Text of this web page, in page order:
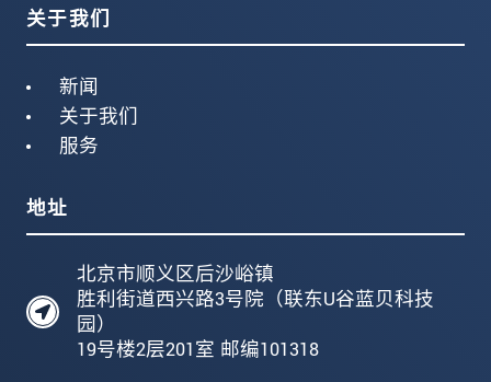
关于我们
新闻
关于我们
服务
地址
北京市顺义区后沙峪镇
胜利街道西兴路3号院（联东U谷蓝贝科技
园）
19号楼2层201室 邮编101318